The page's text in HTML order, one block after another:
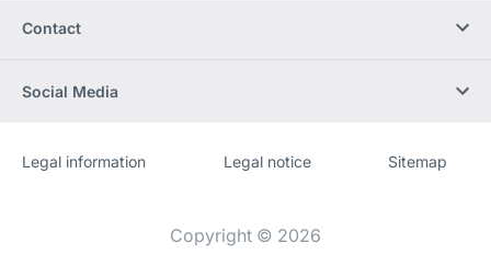
Contact
Social Media
Site
[Website
Legal information Legal notice Sitemap
Copyright © 2026